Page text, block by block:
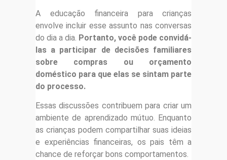
A educação financeira para crianças
envolve incluir esse assunto nas conversas
do dia a dia. Portanto, você pode convidá-
las a participar de decisões familiares
sobre compras ou orçamento
doméstico para que elas se sintam parte
do processo.
Essas discussões contribuem para criar um
ambiente de aprendizado mútuo. Enquanto
as crianças podem compartilhar suas ideias
e experiências financeiras, os pais têm a
chance de reforçar bons comportamentos.